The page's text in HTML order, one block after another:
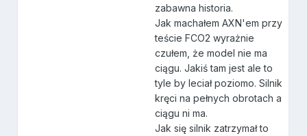
zabawna historia.
Jak machałem AXN'em przy
teście FCO2 wyrażnie
czułem, że model nie ma
ciągu. Jakiś tam jest ale to
tyle by leciał poziomo. Silnik
kręci na pełnych obrotach a
ciągu ni ma.
Jak się silnik zatrzymał to